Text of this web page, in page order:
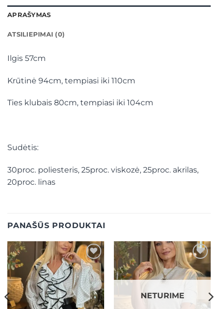
APRAŠYMAS
ATSILIEPIMAI (0)
Ilgis 57cm
Krūtinė 94cm, tempiasi iki 110cm
Ties klubais 80cm, tempiasi iki 104cm
Sudėtis:
30proc. poliesteris, 25proc. viskozė, 25proc. akrilas,
20proc. linas
PANAŠŪS PRODUKTAI
Mėgstamiausias Mėgstamiausias
NETURIME